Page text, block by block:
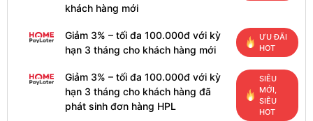
khách hàng mới
Giảm 3% – tối đa 100.000đ với kỳ
hạn 3 tháng cho khách hàng mới
ƯU ĐÃI
HOT
Giảm 3% – tối đa 100.000đ với kỳ
hạn 3 tháng cho khách hàng đã
phát sinh đơn hàng HPL
SIÊU
MỚI,
SIÊU
HOT